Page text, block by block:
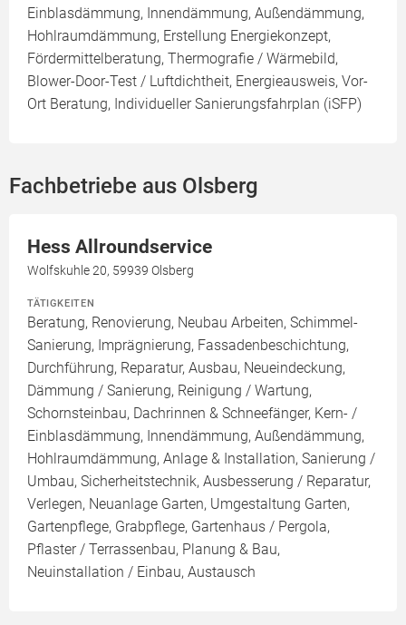
Einblasdämmung, Innendämmung, Außendämmung,
Hohlraumdämmung, Erstellung Energiekonzept,
Fördermittelberatung, Thermografie / Wärmebild,
Blower-Door-Test / Luftdichtheit, Energieausweis, Vor-
Ort Beratung, Individueller Sanierungsfahrplan (iSFP)
Fachbetriebe aus Olsberg
Hess Allroundservice
Wolfskuhle 20, 59939 Olsberg
TÄTIGKEITEN
Beratung, Renovierung, Neubau Arbeiten, Schimmel-
Sanierung, Imprägnierung, Fassadenbeschichtung,
Durchführung, Reparatur, Ausbau, Neueindeckung,
Dämmung / Sanierung, Reinigung / Wartung,
Schornsteinbau, Dachrinnen & Schneefänger, Kern- /
Einblasdämmung, Innendämmung, Außendämmung,
Hohlraumdämmung, Anlage & Installation, Sanierung /
Umbau, Sicherheitstechnik, Ausbesserung / Reparatur,
Verlegen, Neuanlage Garten, Umgestaltung Garten,
Gartenpflege, Grabpflege, Gartenhaus / Pergola,
Pflaster / Terrassenbau, Planung & Bau,
Neuinstallation / Einbau, Austausch